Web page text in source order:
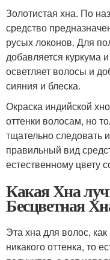
Золотистая хна. По
средство
русых локонов. Для
добавляется куркума
осветляет волосы и
сияния и блеска.
Окраска индийской
оттенки волосам, но
тщательно следовать
правильный вид
естественному цвету
Какая Хна
Бесцветная
Эта хна для волос,
никакого оттенка, то